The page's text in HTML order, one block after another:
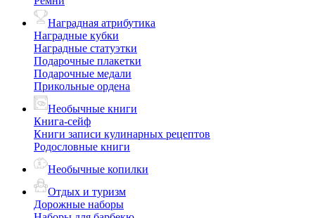
Наградная атрибутика
Наградные кубки
Наградные статуэтки
Подарочные плакетки
Подарочные медали
Прикольные ордена
Необычные книги
Книга-сейф
Книги записи кулинарных рецептов
Родословные книги
Необычные копилки
Отдых и туризм
Дорожные наборы